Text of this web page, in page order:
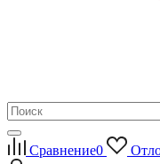
Сравнение0